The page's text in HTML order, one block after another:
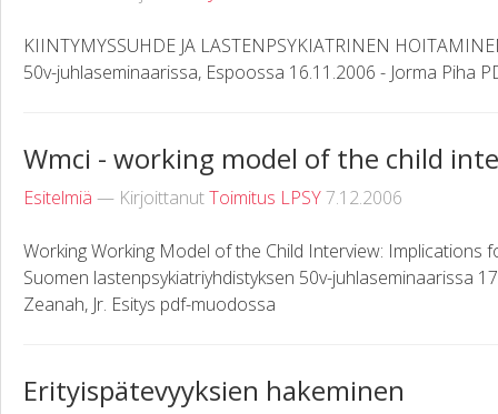
KIINTYMYSSUHDE JA LASTENPSYKIATRINEN
50v-juhlaseminaarissa, Espoossa 16.11.2006 - Jorma Piha
Wmci - working model of the child
Esitelmiä — KirjoittanutToimitus LPSY7.12.2006
Working Working Model of the Child Interview: Implications
Suomen lastenpsykiatriyhdistyksen 50v-juhlaseminaarissa
Zeanah, Jr. Esitys pdf-muodossa
Erityispätevyyksien hakeminen